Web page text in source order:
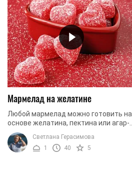
Мармелад на желатине
Любой мармелад можно готовить на
основе желатина, пектина или агар-
агара. Мы предлагаем вам
приготовить этот десерт по
классическому рецепту, ...
Светлана Герасимова
1
40 5